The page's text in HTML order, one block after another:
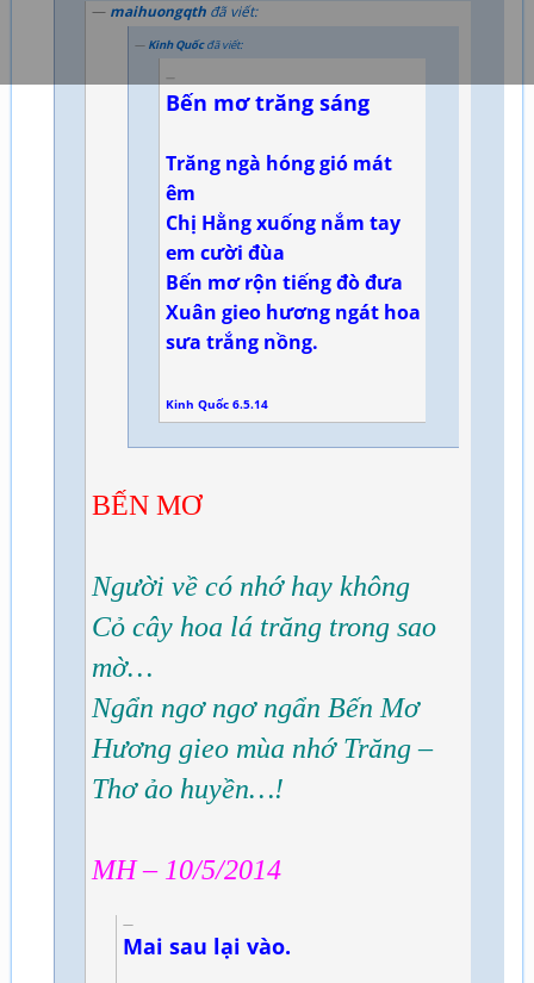
maihuongqth đã viết:
Kinh Quốcđã viết:
Bến mơ trăng sáng
Trăng ngà hóng gió mát
êm
Chị Hằng xuống nắm tay
em cười đùa
Bến mơ rộn tiếng đò đưa
Xuân gieo hương ngát hoa
sưa trắng nồng.
Kinh Quốc 6.5.14
BẾN MƠ
Người về có nhớ hay không
Cỏ cây hoa lá trăng trong sao
mờ…
Ngẩn ngơ ngơ ngẩn Bến Mơ
Hương gieo mùa nhớ Trăng –
Thơ ảo huyền…!
MH – 10/5/2014
Mai sau lại vào.